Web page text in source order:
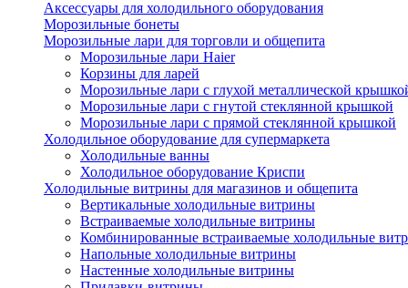
Аксессуары для холодильного оборудования
Морозильные бонеты
Морозильные лари для торговли и общепита
Морозильные лари Haier
Корзины для ларей
Морозильные лари с глухой металлической
Морозильные лари с гнутой стеклянной крышкой
Морозильные лари с прямой стеклянной крышкой
Холодильное оборудование для супермаркета
Холодильные ванны
Холодильное оборудование Криспи
Холодильные витрины для магазинов и общепита
Вертикальные холодильные витрины
Встраиваемые холодильные витрины
Комбинированные встраиваемые холодильные
Напольные холодильные витрины
Настенные холодильные витрины